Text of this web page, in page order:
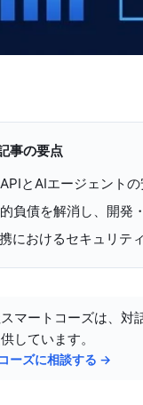
事の要点
とAIエージェント
負債を解消し、開発
におけるセキュリテ
マートコーズは、対
しています。
ーズに相談する →